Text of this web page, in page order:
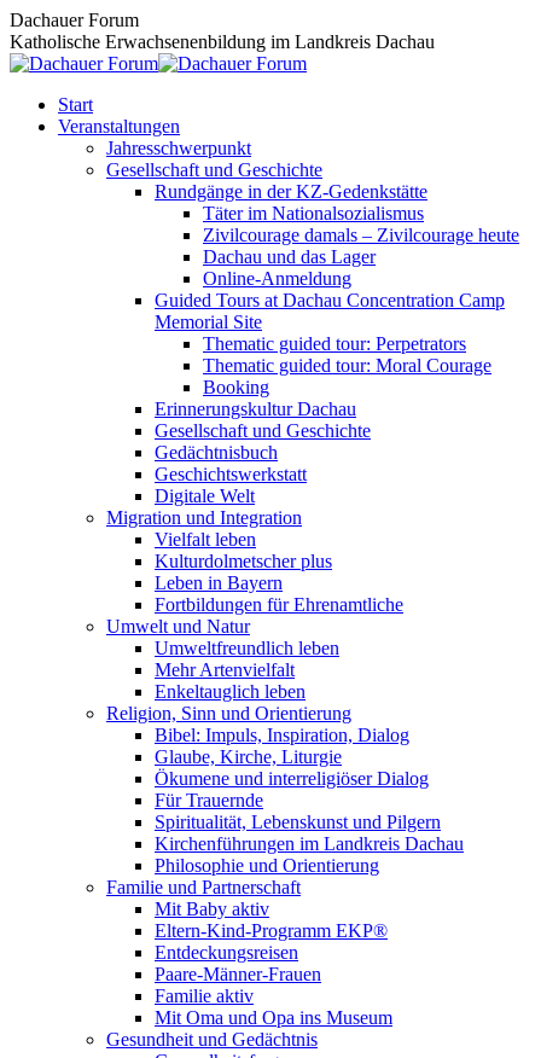
Zum
Inhalt
springen
Dachauer Forum
Katholische Erwachsenenbildung im Landkreis Dachau
Start
Veranstaltungen
Jahresschwerpunkt
Gesellschaft und Geschichte
Rundgänge in der KZ-Gedenkstätte
Täter im Nationalsozialismus
Zivilcourage damals – Zivilcourage heute
Dachau und das Lager
Online-Anmeldung
Guided Tours at Dachau Concentration Camp
Memorial Site
Thematic guided tour: Perpetrators
Thematic guided tour: Moral Courage
Booking
Erinnerungskultur Dachau
Gesellschaft und Geschichte
Gedächtnisbuch
Geschichtswerkstatt
Digitale Welt
Migration und Integration
Vielfalt leben
Kulturdolmetscher plus
Leben in Bayern
Fortbildungen für Ehrenamtliche
Umwelt und Natur
Umweltfreundlich leben
Mehr Artenvielfalt
Enkeltauglich leben
Religion, Sinn und Orientierung
Bibel: Impuls, Inspiration, Dialog
Glaube, Kirche, Liturgie
Ökumene und interreligiöser Dialog
Für Trauernde
Spiritualität, Lebenskunst und Pilgern
Kirchenführungen im Landkreis Dachau
Philosophie und Orientierung
Familie und Partnerschaft
Mit Baby aktiv
Eltern-Kind-Programm EKP®
Entdeckungsreisen
Paare-Männer-Frauen
Familie aktiv
Mit Oma und Opa ins Museum
Gesundheit und Gedächtnis